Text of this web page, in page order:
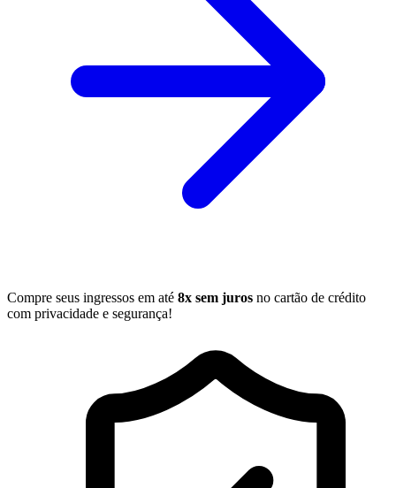
Compre seus ingressos em até 8x sem juros no cartão de crédito
com privacidade e segurança!